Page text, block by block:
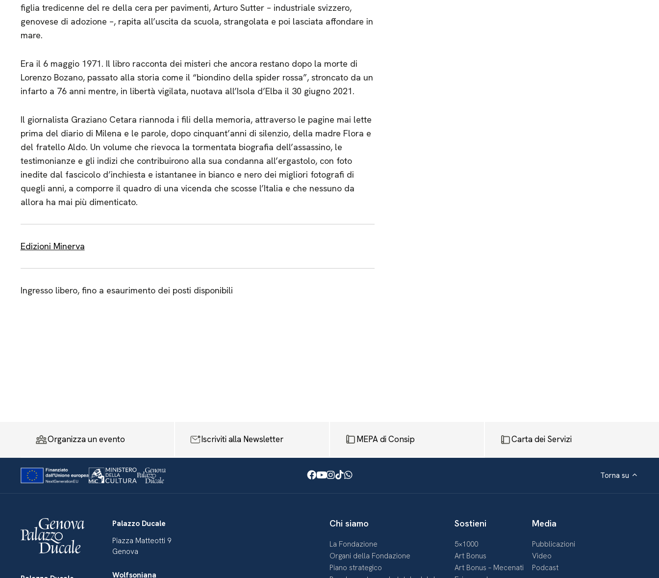
figlia tredicenne del re della cera per pavimenti, Arturo Sutter – industriale svizzero,
genovese di adozione –, rapita all’uscita da scuola, strangolata e poi lasciata affondare in
mare.
Era il 6 maggio 1971. Il libro racconta dei misteri che ancora restano dopo la morte di
Lorenzo Bozano, passato alla storia come il “biondino della spider rossa”, stroncato da un
infarto a 76 anni mentre, in libertà vigilata, nuotava all’Isola d’Elba il 30 giugno 2021.
Il giornalista Graziano Cetara riannoda i fili della memoria, attraverso le pagine mai lette
prima del diario di Milena e le parole, dopo cinquant’anni di silenzio, della madre Flora e
del fratello Aldo. Un volume che rievoca la tormentata biografia dell’assassino, le
testimonianze e gli indizi che contribuirono alla sua condanna all’ergastolo, con foto
inedite dal fascicolo d’inchiesta e istantanee in bianco e nero dei migliori fotografi di
quegli anni, a comporre il quadro di una vicenda che scosse l’Italia e che nessuno da
allora ha mai più dimenticato.
Edizioni Minerva
Ingresso libero, fino a esaurimento dei posti disponibili
Organizza un evento Iscriviti alla Newsletter MEPA di Consip Carta dei Servizi
Facebook
Youtube
Instagram
TikTok
WhatsApp Torna su
Palazzo Ducale
Piazza Matteotti 9
Genova
Wolfsoniana
Chi siamo
La Fondazione
Organi della Fondazione
Piano strategico
Sostieni
5×1000
Art Bonus
Art Bonus – Mecenati
Media
Pubblicazioni
Video
Podcast